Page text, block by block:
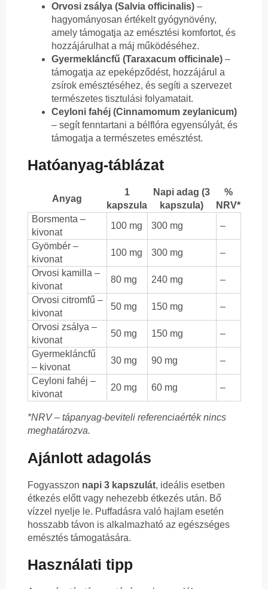
Orvosi zsálya (Salvia officinalis) –
hagyományosan értékelt gyógynövény,
amely támogatja az emésztési komfortot, és
hozzájárulhat a máj működéséhez.
Gyermekláncfű (Taraxacum officinale) –
támogatja az epeképződést, hozzájárul a
zsírok emésztéséhez, és segíti a szervezet
természetes tisztulási folyamatait.
Ceyloni fahéj (Cinnamomum zeylanicum)
– segít fenntartani a bélflóra egyensúlyát, és
támogatja a természetes emésztést.
Hatóanyag-táblázat
Anyag
1
kapszula
Napi adag (3
kapszula)
%
NRV*
Borsmenta –
kivonat
100 mg 300 mg
–
Gyömbér –
kivonat
100 mg 300 mg
–
Orvosi kamilla –
kivonat
80 mg 240 mg
–
Orvosi citromfű –
kivonat
50 mg 150 mg
–
Orvosi zsálya –
kivonat
50 mg 150 mg
–
Gyermekláncfű
– kivonat
30 mg 90 mg
–
Ceyloni fahéj –
kivonat
20 mg 60 mg –
*NRV – tápanyag-beviteli referenciaérték nincs
meghatározva.
Ajánlott adagolás
Fogyasszon napi 3 kapszulát, ideális esetben
étkezés előtt vagy nehezebb étkezés után. Bő
vízzel nyelje le. Puffadásra való hajlam esetén
hosszabb távon is alkalmazható az egészséges
emésztés támogatására.
Használati tipp